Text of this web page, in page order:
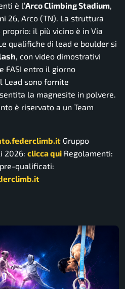
è l’Arco Climbing Stadium,
26, Arco (TN). La struttura
il più vicino è in Via
qualifiche di lead e boulder si
, con video dimostrativi
FASI entro il giorno
Lead sono fornite
la magnesite in polvere.
è riservato a un Team
Gruppo
2026: clicca qui Regolamenti:
qualificati: